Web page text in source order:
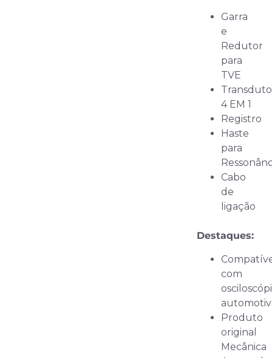
Garra
e
Redutor
para
TVE
4 EM 1
Registro
Haste
para
Cabo
de
ligação
Destaques:
com
Produto
original
Mecânica